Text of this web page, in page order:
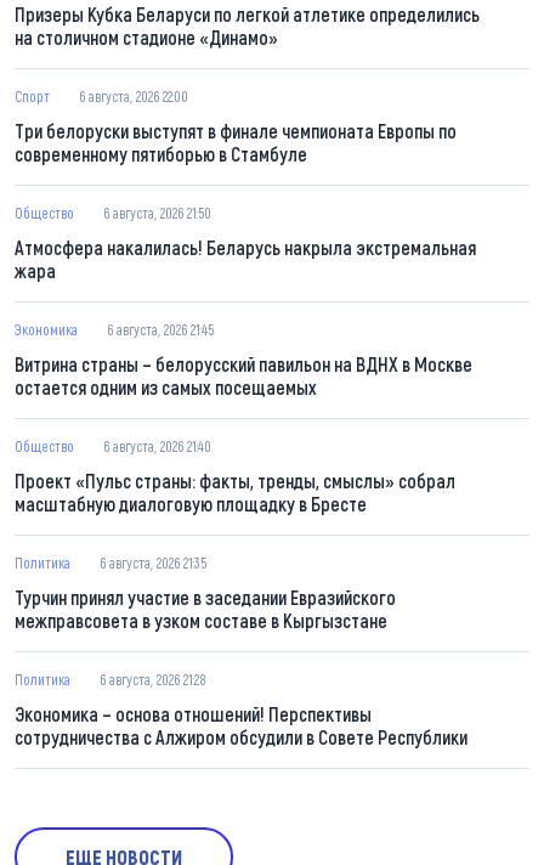
Призеры Кубка Беларуси по легкой атлетике определились
на столичном стадионе «Динамо»
Спорт 6 августа, 2026 22:00
Три белоруски выступят в финале чемпионата Европы по
современному пятиборью в Стамбуле
Общество 6 августа, 2026 21:50
Атмосфера накалилась! Беларусь накрыла экстремальная
жара
Экономика 6 августа, 2026 21:45
Витрина страны – белорусский павильон на ВДНХ в Москве
остается одним из самых посещаемых
Общество 6 августа, 2026 21:40
Проект «Пульс страны: факты, тренды, смыслы» собрал
масштабную диалоговую площадку в Бресте
Политика 6 августа, 2026 21:35
Турчин принял участие в заседании Евразийского
межправсовета в узком составе в Кыргызстане
Политика 6 августа, 2026 21:28
Экономика – основа отношений! Перспективы
сотрудничества с Алжиром обсудили в Совете Республики
ЕЩЕ НОВОСТИ